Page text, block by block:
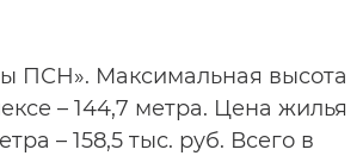
ПСН». Максимальная высота
– 144,7 метра. Цена жилья
– 158,5 тыс. руб. Всего в